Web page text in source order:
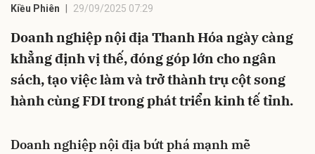
Kiều Phiên 29/09/2025 07:29
Doanh nghiệp nội địa Thanh Hóa ngày càng
khẳng định vị thế, đóng góp lớn cho ngân
sách, tạo việc làm và trở thành trụ cột song
hành cùng FDI trong phát triển kinh tế tỉnh.
Doanh nghiệp nội địa bứt phá mạnh mẽ